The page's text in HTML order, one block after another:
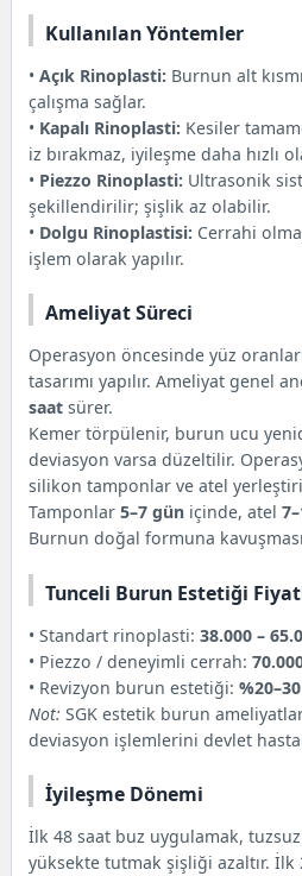
Kullanılan Yöntemler
•Açık Rinoplasti: Burnun alt
çalışma sağlar.
• Kapalı Rinoplasti: Kesiler
iz bırakmaz, iyileşme daha hızlı
• Piezzo Rinoplasti: Ultrasonik
şekillendirilir; şişlik az olabilir.
• Dolgu Rinoplastisi: Cerrahi
işlem olarak yapılır.
Ameliyat Süreci
Operasyon öncesinde yüz
tasarımı yapılır. Ameliyat genel
saat sürer.
Kemer törpülenir, burun ucu
deviasyon varsa düzeltilir.
silikon tamponlar ve atel
Tamponlar5–7 gün içinde, atel
Burnun doğal formuna
Tunceli Burun Estetiği
• Standart rinoplasti:38.000 –
• Piezzo / deneyimli cerrah:
• Revizyon burun estetiği:
Not: SGK estetik burun
deviasyon işlemlerini devlet
İyileşme Dönemi
İlk 48 saat buz uygulamak,
yüksekte tutmak şişliği azaltır. İlk